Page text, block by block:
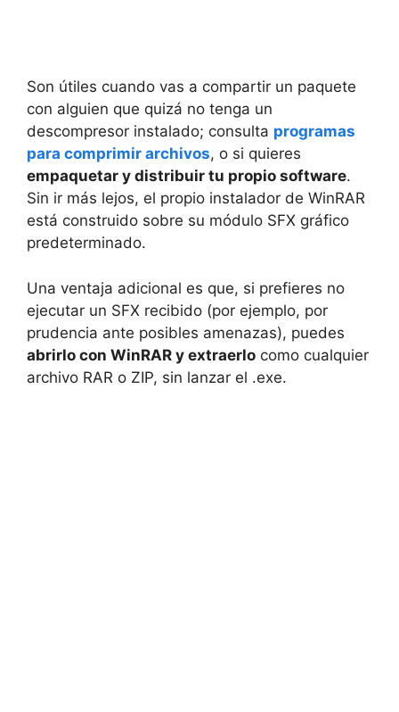
Son útiles cuando vas a compartir un paquete
con alguien que quizá no tenga un
descompresor instalado; consulta programas
para comprimir archivos, o si quieres
empaquetar y distribuir tu propio software.
Sin ir más lejos, el propio instalador de WinRAR
está construido sobre su módulo SFX gráfico
predeterminado.
Una ventaja adicional es que, si prefieres no
ejecutar un SFX recibido (por ejemplo, por
prudencia ante posibles amenazas), puedes
abrirlo con WinRAR y extraerlo como cualquier
archivo RAR o ZIP, sin lanzar el .exe.